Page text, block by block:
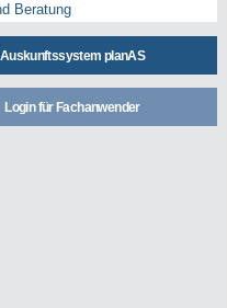
Beratung
Auskunftssystem planAS
Login für Fachanwender